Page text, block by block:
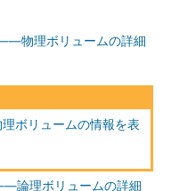
物理ボリュームの詳細
ボリュームの情報を表
論理ボリュームの詳細